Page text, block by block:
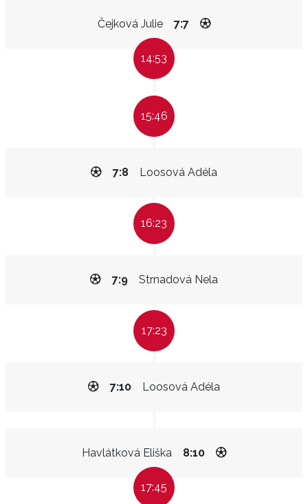
Čejková Julie 7:7
14:53
15:46
Loosová Adéla
7:8
16:23
Strnadová Nela
7:9
17:23
Loosová Adéla
7:10
Havlátková Eliška 8:10
17:45